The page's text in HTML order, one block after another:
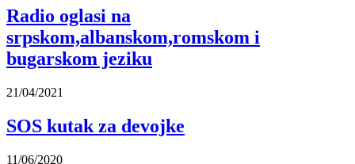
Radio oglasi na
srpskom,albanskom,romskom i
bugarskom jeziku
21/04/2021
SOS kutak za devojke
11/06/2020